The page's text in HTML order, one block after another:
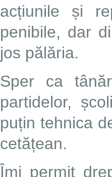
acțiunile și
penibile, dar
jos pălăria.
Sper ca
partidelor,
puțin tehnica
cetățean.
Îmi permit